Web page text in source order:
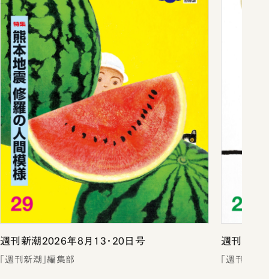
週刊新潮2026年8月13・20日号
「週刊新潮」編集部
週刊新潮
「週刊新潮